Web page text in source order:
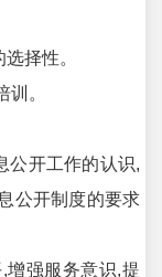
择性。
。
开工作的认识,
公开制度的要求
强服务意识,提